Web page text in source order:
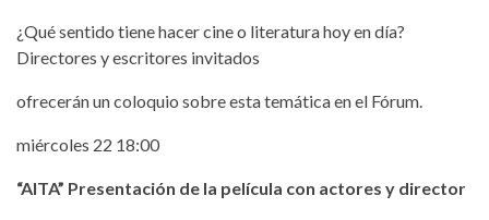
¿Qué sentido tiene hacer cine o literatura hoy en día?
Directores y escritores invitados
ofrecerán un coloquio sobre esta temática en el Fórum.
miércoles 22 18:00
“AITA” Presentación de la película con actores y director